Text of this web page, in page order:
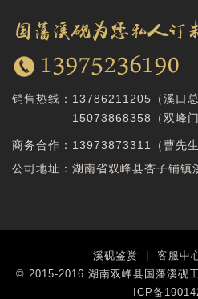
销售热线： 13786211205（溪口总
15073868358
（双峰
商务合作： 13973873311（曹先生
公司地址：湖南省双峰县杏子铺镇
溪砚鉴赏 | 客服中
© 2015-2016 湖南双峰县国藩溪砚
ICP备